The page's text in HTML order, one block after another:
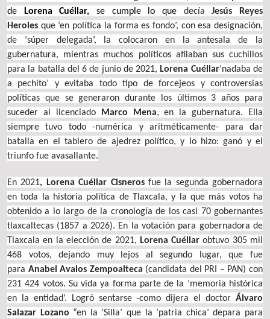
de
Lorena Cuéllar, se cumple lo que decíaJesús Reyes
Heroles que ‘en política la forma es fondo’, con esa designación,
de ‘súper delegada’, la colocaron en la antesala de la
gubernatura, mientras muchos políticos afilaban sus cuchillos
para la batalla del 6 de junio de 2021, Lorena Cuéllar‘nadaba de
a pechito’ y evitaba todo tipo de forcejeos y controversias
políticas que se generaron durante los últimos 3 años para
suceder al licenciado
Marco Mena, en la gubernatura. Ella
siempre tuvo todo -numérica y aritméticamente- para dar
batalla en el tablero de ajedrez político, y lo hizo: ganó y el
triunfo fue avasallante.
En 2021, Lorena Cuéllar Cisnerosfue la segunda gobernadora
en toda la historia política de Tlaxcala, y la que más votos ha
obtenido a lo largo de la cronología de los casi 70 gobernantes
tlaxcaltecas (1857 a 2026). En la votación para gobernadora de
Tlaxcala en la elección de 2021, Lorena Cuéllar obtuvo 305 mil
468 votos, dejando muy lejos al segundo lugar, que fue
para Anabel Avalos Zempoalteca (candidata del PRI – PAN) con
231 424 votos. Su vida ya forma parte de la ‘memoria histórica
en la entidad’. Logró sentarse -como dijera el doctor Álvaro
Salazar Lozano “en la ‘Silla’ que la ‘patria chica’ depara para